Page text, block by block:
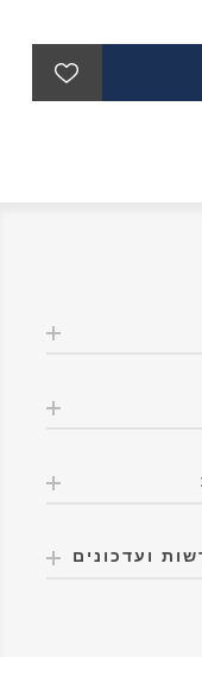
ועדכונים